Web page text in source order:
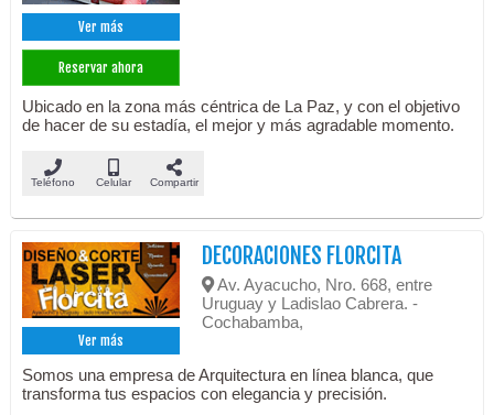
Ver más
Reservar ahora
Ubicado en la zona más céntrica de La Paz, y con el objetivo
de hacer de su estadía, el mejor y más agradable momento.
Teléfono Celular Compartir
Ver más
DECORACIONES FLORCITA
Av. Ayacucho, Nro. 668, entre
Uruguay y Ladislao Cabrera. -
Cochabamba,
Somos una empresa de Arquitectura en línea blanca, que
transforma tus espacios con elegancia y precisión.